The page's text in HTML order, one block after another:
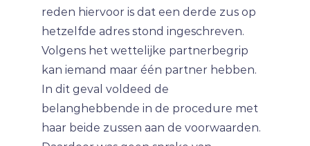
reden hiervoor is dat een derde zus op
hetzelfde adres stond ingeschreven.
Volgens het wettelijke partnerbegrip
kan iemand maar één partner hebben.
In dit geval voldeed de
belanghebbende in de procedure met
haar beide zussen aan de voorwaarden.